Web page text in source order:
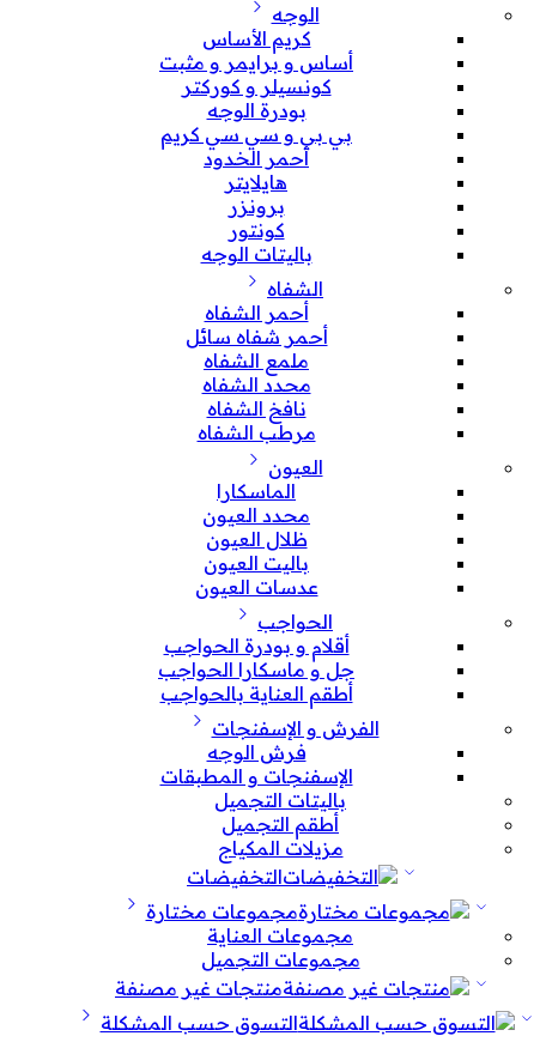
الوجه
كريم الأساس
أساس و برايمر و مثبت
كونسيلر و كوركتر
بودرة الوجه
بي بي و سي سي كريم
أحمر الخدود
هايلايتر
برونزر
كونتور
باليتات الوجه
الشفاه
أحمر الشفاه
أحمر شفاه سائل
ملمع الشفاه
محدد الشفاه
نافخ الشفاه
مرطب الشفاه
العيون
الماسكارا
محدد العيون
ظلال العيون
باليت العيون
عدسات العيون
الحواجب
أقلام و بودرة الحواجب
جل و ماسكارا الحواجب
أطقم العناية بالحواجب
الفرش و الإسفنجات
فرش الوجه
الإسفنجات و المطبقات
باليتات التجميل
أطقم التجميل
مزيلات المكياج
التخفيضات
مجموعات مختارة
مجموعات العناية
مجموعات التجميل
منتجات غير مصنفة
التسوق حسب المشكلة